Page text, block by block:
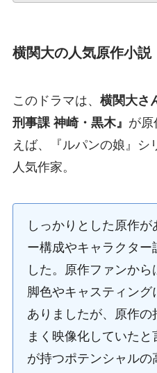
横関大の人気原作小説
このドラマは、 横関大さ
刑事課 神崎・黒木』 が原
えば、『ルパンの娘』シ
人気作家。
しっかりとした原作
ー構成やキャラクター
した。原作ファンか
脚色やキャスティング
ありましたが、原作の
まく映像化していた
が持つポテンシャルの